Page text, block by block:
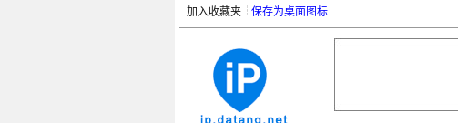
加入收藏夹 保存为桌面图标